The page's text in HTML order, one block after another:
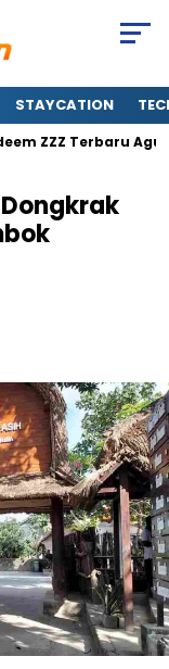
STAYCATION
ZZZ Terbaru